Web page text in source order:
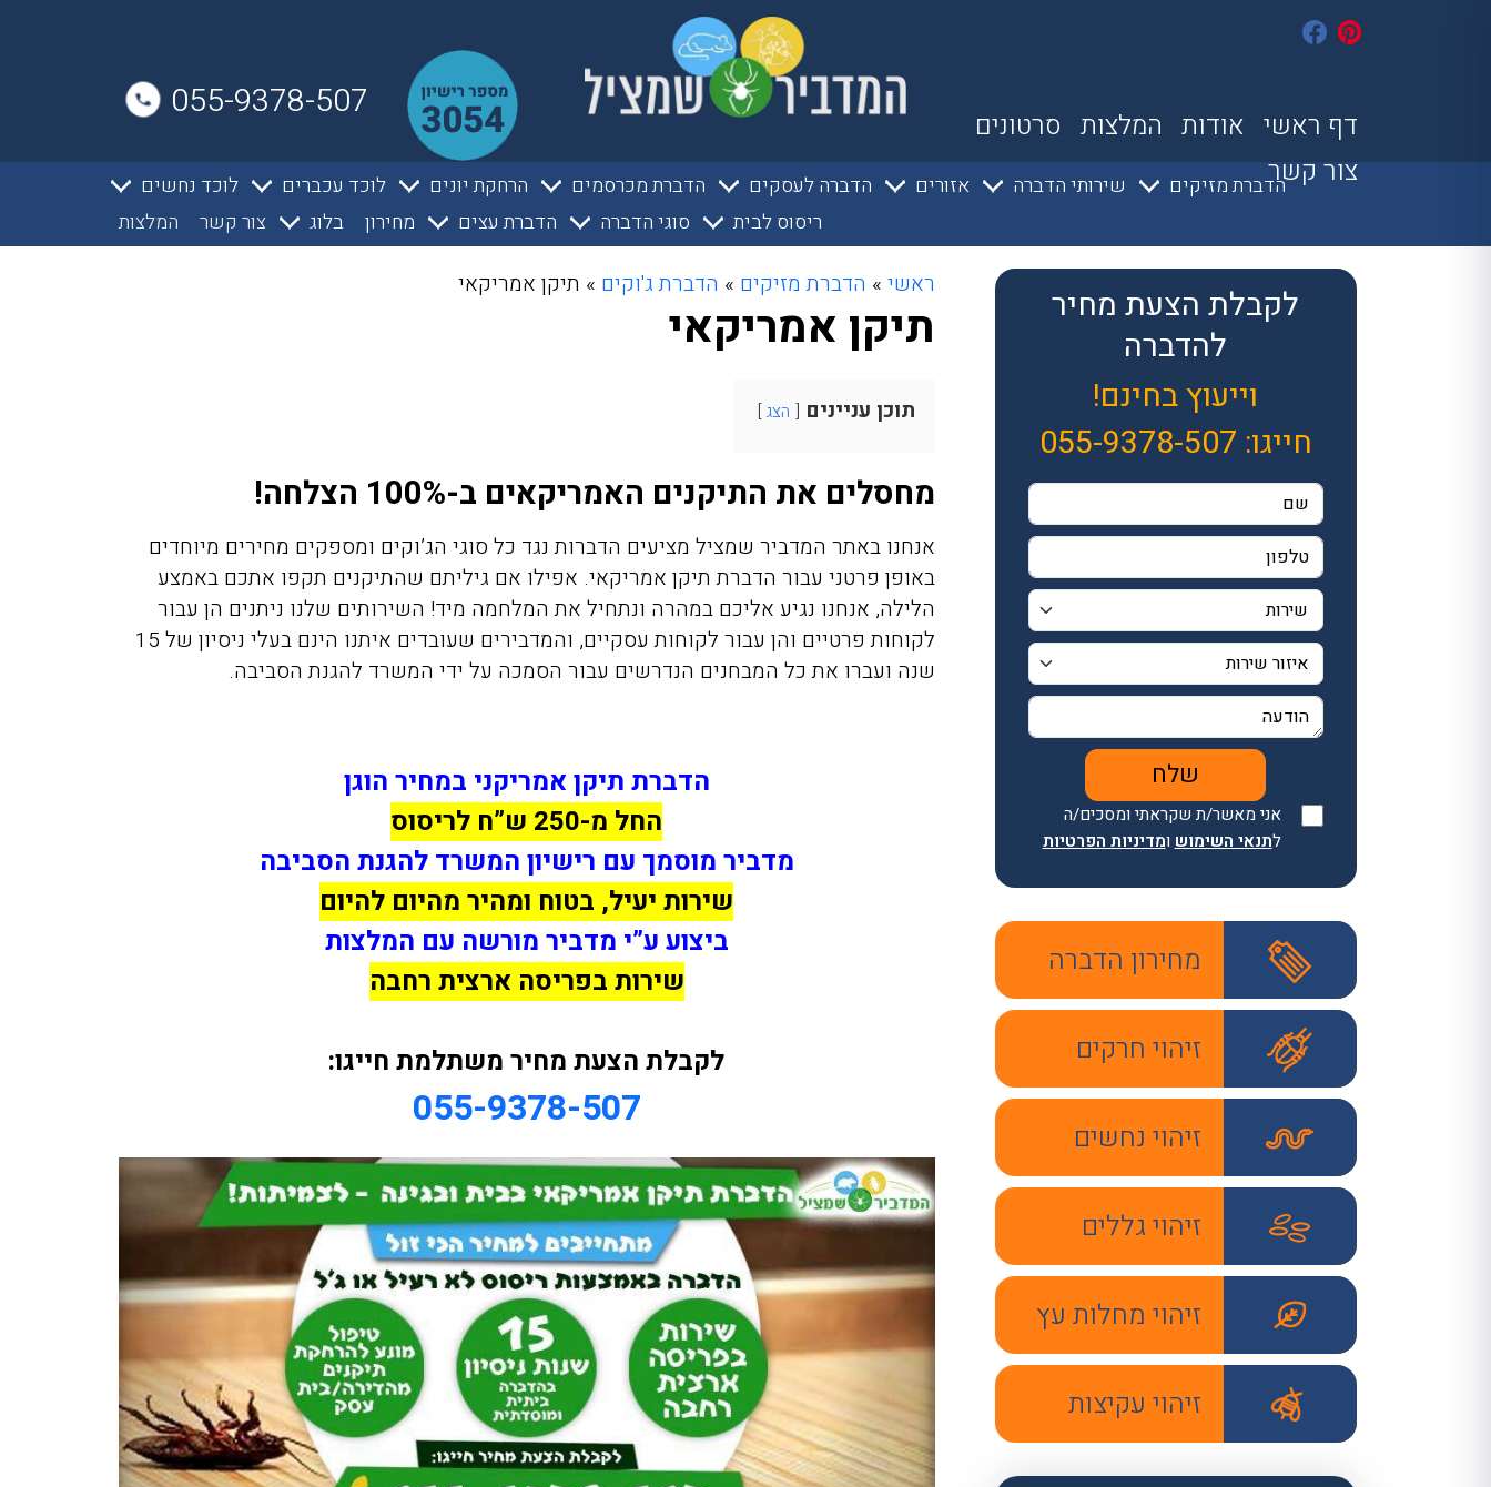
דף ראשי אודות המלצות סרטונים
צור קשר
055-9378-507
הדברת מזיקים שירותי הדברה אזורים הדברה לעסקים הדברת מכרסמים הרחקת יונים לוכד עכברים
לוכד נחשים
ריסוס לבית
סוגי הדברה הדברת עצים מחירון בלוג צור קשר המלצות
לקבלת הצעת מחיר
להדברה
וייעוץ בחינם!
חייגו: 055-9378-507
אני מאשר/ת שקראתי ומסכים/ה
לתנאי השימוש ומדיניות הפרטיות
מחירון הדברה
זיהוי חרקים
זיהוי נחשים
זיהוי גללים
זיהוי מחלות עץ
זיהוי עקיצות
ראשי » הדברת מזיקים » הדברת ג'וקים » תיקן אמריקאי
תיקן אמריקאי
תוכן עניינים הצג
מחסלים את התיקנים האמריקאים ב-100% הצלחה!
אנחנו באתר המדביר שמציל מציעים הדברות נגד כל סוגי הג’וקים ומספקים מחירים מיוחדים
באופן פרטני עבור הדברת תיקן אמריקאי. אפילו אם גיליתם שהתיקנים תקפו אתכם באמצע
הלילה, אנחנו נגיע אליכם במהרה ונתחיל את המלחמה מיד! השירותים שלנו ניתנים הן עבור
לקוחות פרטיים והן עבור לקוחות עסקיים, והמדבירים שעובדים איתנו הינם בעלי ניסיון של 15
שנה ועברו את כל המבחנים הנדרשים עבור הסמכה על ידי המשרד להגנת הסביבה.
הדברת תיקן אמריקני במחיר הוגן
החל מ-250 ש”ח
לריסוס
מדביר מוסמך עם רישיון המשרד להגנת הסביבה
שירות יעיל, בטוח ומהיר מהיום להיום
ביצוע ע”י מדביר מורשה עם המלצות
שירות בפריסה ארצית רחבה
לקבלת הצעת מחיר משתלמת חייגו:
055-9378-507